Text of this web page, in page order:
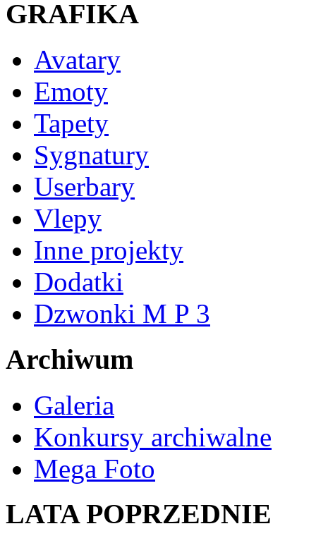
GRAFIKA
Avatary
Emoty
Tapety
Sygnatury
Userbary
Vlepy
Inne projekty
Dodatki
Dzwonki M P 3
Archiwum
Galeria
Konkursy archiwalne
Mega Foto
LATA POPRZEDNIE